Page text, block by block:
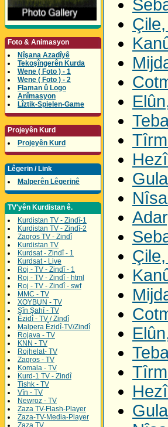
Foto & Animasyon
Nîşana Azadîyê
Tekoşîngerên Kurda
Wene ( Foto ) - 1
Wene ( Foto ) - 2
Flaman û Logo
Anîmasyon
Lîztik-Spielen-Game
Projeyên Kurd
Projeyên Kurd
Lêgerin / Link
Malperên Lêgerinê
TV'yên Kurdistan ê.
Kurdistan TV - Zindî-1
Kurdistan TV - Zindî-2
Zagros TV - Zindî
Kurdistan TV
Kurdsat - Zindî - 1
Kurdsat - Live
Roj - TV - Zindî - 1
Roj - TV - Zindî - html
Roj - TV - Zindî - swf
MMC - TV
XOYBUN - TV
Şîn Şahî - TV
Êzidî - TV / Zindî
Malpera Êzidî-TV/Zindî
Rojava - TV
KNN - TV
Rojhelat- TV
Zagros - TV
Komala - TV
Kurd-1 TV - Zindî
Tishk - TV
Vîn - TV
Newroz - TV
Zaza TV-Flash-Player
Zaza-TV-Media-Player
Zaza TV